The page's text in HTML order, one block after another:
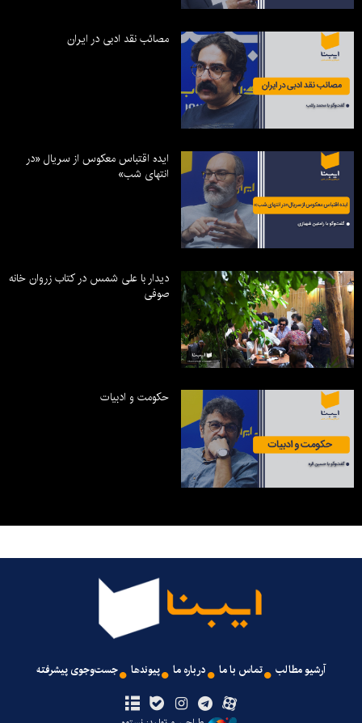
مصائب نقد ادبی در ایران
ایده اقتباس معکوس از سریال «در
انتهای شب»
دیدار با علی شمس در کتاب زروان خانه
صوفی
حکومت و ادبیات
آرشیو مطالب تماس با ما درباره ما پیوندها جست‌وجوی پیشرفته